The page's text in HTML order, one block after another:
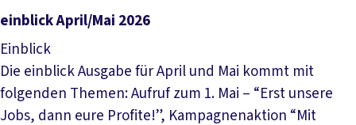
Datei herunterladen
einblick April/Mai 2026
Einblick
Die einblick Ausgabe für April und Mai kommt mit
folgenden Themen: Aufruf zum 1. Mai – “Erst unsere
Jobs, dann eure Profite!”, Kampagnenaktion “Mit